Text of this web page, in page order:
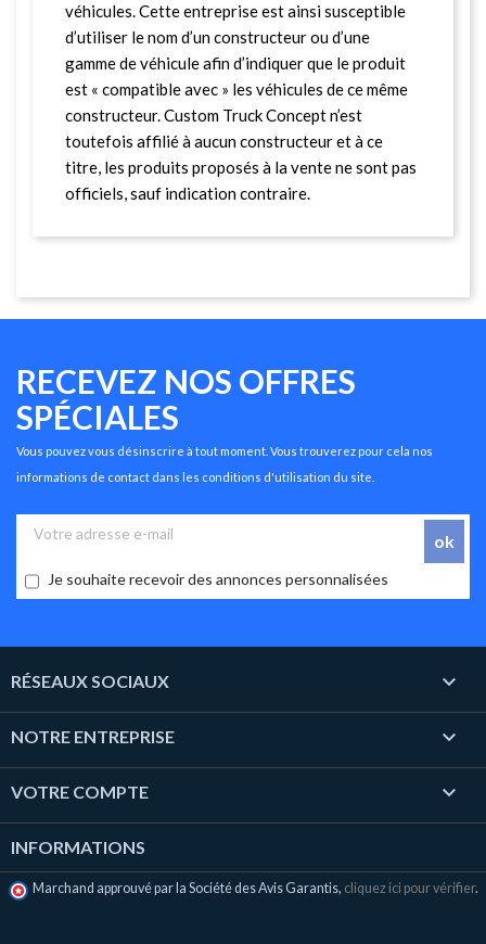
véhicules. Cette entreprise est ainsi susceptible
d’utiliser le nom d’un constructeur ou d’une
gamme de véhicule afin d’indiquer que le produit
est « compatible avec » les véhicules de ce même
constructeur. Custom Truck Concept n’est
toutefois affilié à aucun constructeur et à ce
titre, les produits proposés à la vente ne sont pas
officiels, sauf indication contraire.
RECEVEZ NOS OFFRES
SPÉCIALES
Vous pouvez vous désinscrire à tout moment. Vous trouverez pour cela nos
informations de contact dans les conditions d'utilisation du site.
Je souhaite recevoir des annonces personnalisées
RÉSEAUX SOCIAUX 
NOTRE ENTREPRISE 
VOTRE COMPTE 
INFORMATIONS
Marchand approuvé par la Société des Avis Garantis, cliquez ici pour vérifier.